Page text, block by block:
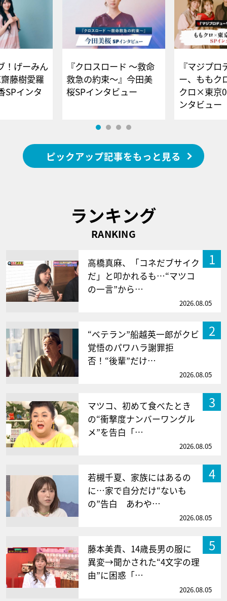
！げーみん
藤樹愛羅
SPインタ
『クロスロード ～救命
救急の約束～』今田美
桜SPインタビュー
『マジプロ
ー、ももク
クロ×東京
ンタビュー
ピックアップ記事をもっと見る
ランキング
RANKING
1
高橋真麻、「コネだブサイク
だ」と叩かれるも…“マツコ
の一言”から…
2026.08.05
2
“ベテラン”船越英一郎がクビ
覚悟のパワハラ謝罪拒
否！“後輩”だけ…
2026.08.05
3
マツコ、初めて食べたとき
の“衝撃度ナンバーワングル
メ”を告白「…
2026.08.05
4
若槻千夏、家族にはあるの
に…家で自分だけ“ないも
の”告白 あわや…
2026.08.05
5
藤本美貴、14歳長男の服に
異変→聞かされた“4文字の理
由”に困惑「…
2026.08.05